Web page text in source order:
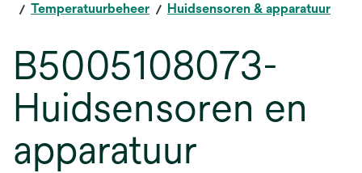
Temperatuurbeheer
Huidsensoren & apparatuur
B5005108073-
Huidsensoren en
apparatuur